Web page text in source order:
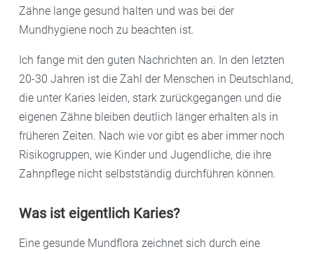
Zähne lange gesund halten und was bei der
Mundhygiene noch zu beachten ist.
Ich fange mit den guten Nachrichten an. In den letzten
20-30 Jahren ist die Zahl der Menschen in Deutschland,
die unter Karies leiden, stark zurückgegangen und die
eigenen Zähne bleiben deutlich länger erhalten als in
früheren Zeiten. Nach wie vor gibt es aber immer noch
Risikogruppen, wie Kinder und Jugendliche, die ihre
Zahnpflege nicht selbstständig durchführen können.
Was ist eigentlich Karies?
Eine gesunde Mundflora zeichnet sich durch eine